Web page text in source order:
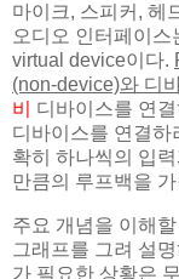
마이크, 스피커, 헤
오디오 인터페이스
virtual device이다.
(non-device)와 디
비
디바이스를 연결
디바이스를 연결하
확히 하나씩의 입
만큼의 루프백을
주요 개념을 이해
그래프를 그려 설
가 필요한 상황은